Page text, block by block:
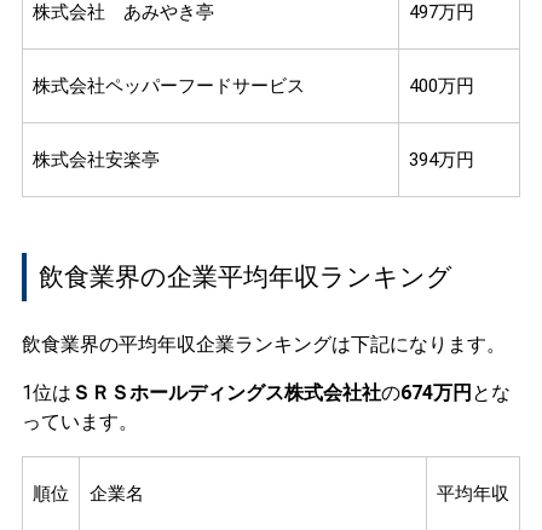
株式会社 あみやき亭 497万円
株式会社ペッパーフードサービス 400万円
株式会社安楽亭 394万円
飲食業界の企業平均年収ランキング
飲食業界の平均年収企業ランキングは下記になります。
1位は ＳＲＳホールディングス株式会社社の674万円 とな
っています。
順位 企業名 平均年収